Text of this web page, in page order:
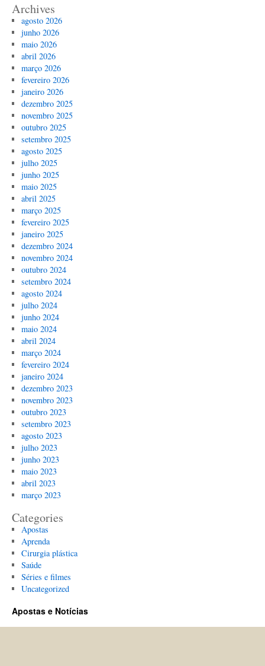
Archives
agosto 2026
junho 2026
maio 2026
abril 2026
março 2026
fevereiro 2026
janeiro 2026
dezembro 2025
novembro 2025
outubro 2025
setembro 2025
agosto 2025
julho 2025
junho 2025
maio 2025
abril 2025
março 2025
fevereiro 2025
janeiro 2025
dezembro 2024
novembro 2024
outubro 2024
setembro 2024
agosto 2024
julho 2024
junho 2024
maio 2024
abril 2024
março 2024
fevereiro 2024
janeiro 2024
dezembro 2023
novembro 2023
outubro 2023
setembro 2023
agosto 2023
julho 2023
junho 2023
maio 2023
abril 2023
março 2023
Categories
Apostas
Aprenda
Cirurgia plástica
Saúde
Séries e filmes
Uncategorized
Apostas e Notícias